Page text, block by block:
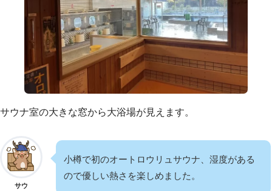
サウナ室の大きな窓から大浴場が見えます。
サウ
小樽で初のオートロウリュサウナ、湿度がある
ので優しい熱さを楽しめました。